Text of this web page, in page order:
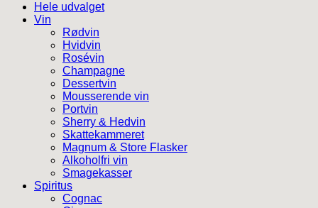
Hele udvalget
Vin
Rødvin
Hvidvin
Rosévin
Champagne
Dessertvin
Mousserende vin
Portvin
Sherry & Hedvin
Skattekammeret
Magnum & Store Flasker
Alkoholfri vin
Smagekasser
Spiritus
Cognac